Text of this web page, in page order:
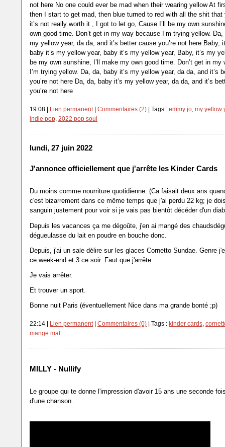
not here No one could ever be mad when their wearing yellow At
then I start to get mad, then blue turned to red with all the shit that
it’s not really worth it , I got to let go, Cause I’ll be my own
own good time. Don’t get in my way because I’m trying yellow. Da,
my yellow year, da da, and it’s better cause you’re not here Baby,
baby it’s my yellow year, baby it’s my yellow year, Baby, it’s my
be my own sunshine, I’ll make my own good time. Don’t get in my
I’m trying yellow. Da, da, baby it’s my yellow year, da da, and it’s
you’re not here Da, da, baby it’s my yellow year, da da, and it’s
you’re not here
19:08 | Lien permanent| Commentaires (2) | Tags : emmy jo, my yellow
indie pop, 2022 pop soul
lundi, 27 juin 2022
J'annonce officiellement que j'arrête les Kinder Cards
Du moins comme nourriture quotidienne. (Ca faisait deux ans
c'est bizarrement dans ce même temps que j'ai perdu 22 kg; je
sanguin justement pour voir si je vais pas bientôt décéder d'un
Depuis les vacances ça me dégoûte, j'en ai mangé des
dégueulasse du lait en poudre en bouche donc.
Depuis, j'ai un sale délire sur les glaces Cornetto Sundae. Genre
ce week-end et 3 ce soir. Faut que j'arrête.
Je vais arrêter.
Et trouver un sport.
Bonne nuit Paris (éventuellement Nice dans ma grande bonté ;p)
22:14 | Lien permanent| Commentaires (0) | Tags : kinder cards,
mange mal
MILLY - Nullify
Le groupe qui te donne l'impression d'avoir 15 ans une seconde
d'une chanson.